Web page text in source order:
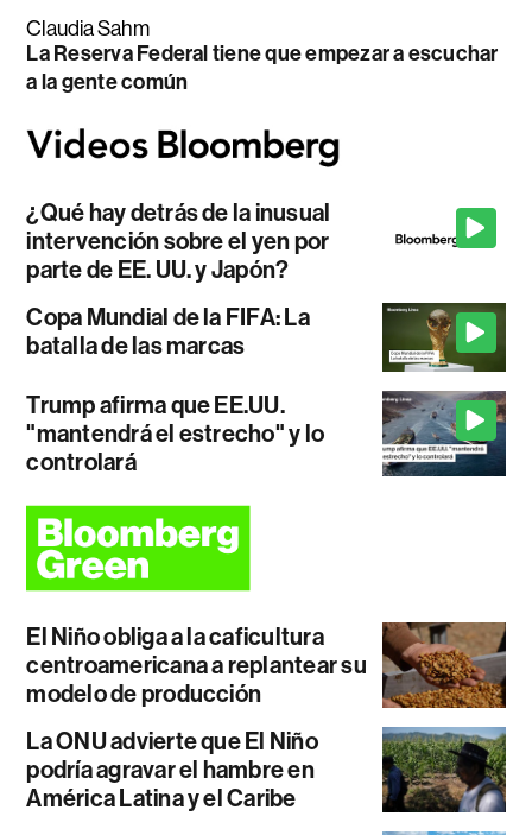
Claudia Sahm
La Reserva Federal tiene que empezar a escuchar
a la gente común
¿Qué hay detrás de la inusual
intervención sobre el yen por
parte de EE. UU. y Japón?
Copa Mundial de la FIFA: La
batalla de las marcas
Trump afirma que EE.UU.
"mantendrá el estrecho" y lo
controlará
El Niño obliga a la caficultura
centroamericana a replantear su
modelo de producción
La ONU advierte que El Niño
podría agravar el hambre en
América Latina y el Caribe